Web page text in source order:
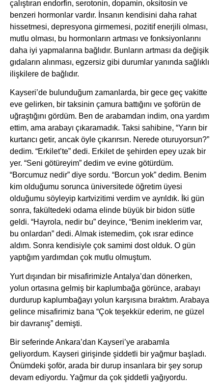
çalıştıran endorfin, serotonin, dopamin, oksitosin ve
benzeri hormonlar vardır. İnsanın kendisini daha rahat
hissetmesi, depresyona girmemesi, pozitif enerjili olması,
mutlu olması, bu hormonların artması ve fonksiyonlarını
daha iyi yapmalarına bağlıdır. Bunların artması da değişik
gıdaların alınması, egzersiz gibi durumlar yanında sağlıklı
ilişkilere de bağlıdır.
Kayseri’de bulunduğum zamanlarda, bir gece geç vakitte
eve gelirken, bir taksinin çamura battığını ve şoförün de
uğraştığını gördüm. Ben de arabamdan indim, ona yardım
ettim, ama arabayı çıkaramadık. Taksi sahibine, “Yarın bir
kurtarıcı getir, ancak öyle çıkarırsın. Nerede oturuyorsun?”
dedim. “Erkilet’te” dedi. Erkilet de şehirden epey uzak bir
yer. “Seni götüreyim” dedim ve evine götürdüm.
“Borcumuz nedir” diye sordu. “Borcun yok” dedim. Benim
kim olduğumu sorunca üniversitede öğretim üyesi
olduğumu söyleyip kartvizitimi verdim ve ayrıldık. İki gün
sonra, fakültedeki odama elinde büyük bir bidon sütle
geldi. “Hayrola, nedir bu” deyince, “Benim ineklerim var,
bu onlardan” dedi. Almak istemedim, çok ısrar edince
aldım. Sonra kendisiyle çok samimi dost olduk. O gün
yaptığım yardımdan çok mutlu olmuştum.
Yurt dışından bir misafirimizle Antalya’dan dönerken,
yolun ortasına gelmiş bir kaplumbağa görünce, arabayı
durdurup kaplumbağayı yolun karşısına bıraktım. Arabaya
gelince misafirimiz bana “Çok teşekkür ederim, ne güzel
bir davranış” demişti.
Bir seferinde Ankara’dan Kayseri’ye arabamla
geliyordum. Kayseri girişinde şiddetli bir yağmur başladı.
Önümdeki şoför, arada bir durup insanlara bir şey sorup
devam ediyordu. Yağmur da çok şiddetli yağıyordu.